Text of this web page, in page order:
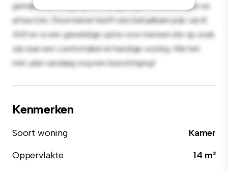
gemakkelijk toegang tot nabijgelegen voorzieningen en
attracties. Deze kamer heeft een betaalbare prijs van €
465 en is een geweldige optie voor mensen die op zoek
zijn naar een comfortabel en handige woning. Mis het
niet: plan vandaag nog een bezichtiging!
Kenmerken
Soort woning
Kamer
Oppervlakte
14 m²